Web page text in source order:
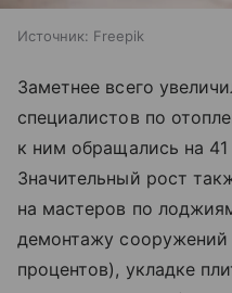
Источник: Freepik
Заметнее всего
специалистов по
к ним обращались на
Значительный рост
на мастеров по
демонтажу
процентов), укладке